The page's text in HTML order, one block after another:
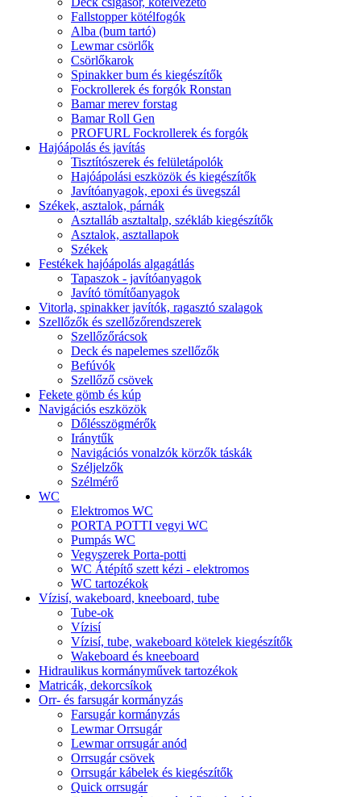
Fallstopper kötélfogók
Alba (bum tartó)
Lewmar csörlők
Csörlőkarok
Spinakker bum és kiegészítők
Fockrollerek és forgók Ronstan
Bamar merev forstag
Bamar Roll Gen
PROFURL Fockrollerek és forgók
Hajóápolás és javítás
Tisztítószerek és felületápolók
Hajóápolási eszközök és kiegészítők
Javítóanyagok, epoxi és üvegszál
Székek, asztalok, párnák
Asztalláb asztaltalp, székláb kiegészítők
Asztalok, asztallapok
Székek
Festékek hajóápolás algagátlás
Tapaszok - javítóanyagok
Javító tömítőanyagok
Vitorla, spinakker javítók, ragasztó szalagok
Szellőzők és szellőzőrendszerek
Szellőzőrácsok
Deck és napelemes szellőzők
Befúvók
Szellőző csövek
Fekete gömb és kúp
Navigációs eszközök
Dőlésszögmérők
Iránytűk
Navigációs vonalzók körzők táskák
Széljelzők
Szélmérő
WC
Elektromos WC
PORTA POTTI vegyi WC
Pumpás WC
Vegyszerek Porta-potti
WC Átépítő szett kézi - elektromos
WC tartozékok
Vízisí, wakeboard, kneeboard, tube
Tube-ok
Vízisí
Vízisí, tube, wakeboard kötelek kiegészítők
Wakeboard és kneeboard
Hidraulikus kormányművek tartozékok
Matricák, dekorcsíkok
Orr- és farsugár kormányzás
Farsugár kormányzás
Lewmar Orrsugár
Lewmar orrsugár anód
Orrsugár csövek
Orrsugár kábelek és kiegészítők
Quick orrsugár